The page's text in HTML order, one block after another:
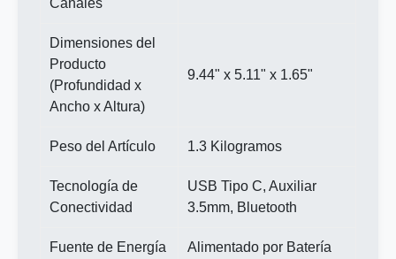
Canales
Dimensiones del
Producto
(Profundidad x
Ancho x Altura)
9.44" x 5.11" x 1.65"
Peso del Artículo 1.3 Kilogramos
Tecnología de
Conectividad
USB Tipo C, Auxiliar
3.5mm, Bluetooth
Fuente de Energía Alimentado por Batería